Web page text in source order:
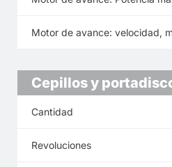
Motor de avance: velocidad,
Cepillos y
Cantidad
Revoluciones